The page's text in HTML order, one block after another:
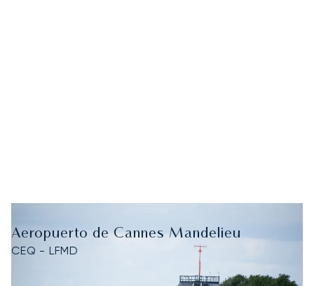
Aeropuerto de Cannes Mandelieu
CEQ - LFMD